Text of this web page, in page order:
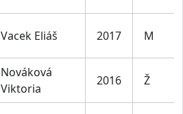
Vacek Eliáš 2017 M
Nováková
Viktoria
2016 Ž